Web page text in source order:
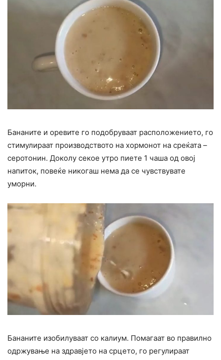
Бананите и оревите го подобруваат расположението, го
стимулираат производството на хормонот на среќата –
серотонин. Доколу секое утро пиете 1 чаша од овој
напиток, повеќе никогаш нема да се чувствувате
уморни.
Бананите изобилуваат со калиум. Помагаат во правилно
одржување на здравјето на срцето, го регулираат